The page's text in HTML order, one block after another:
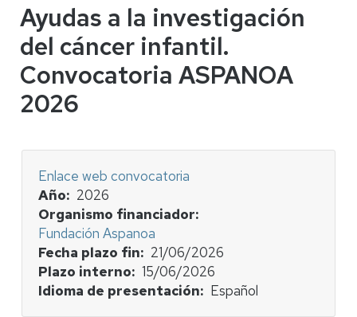
Ayudas a la investigación
del cáncer infantil.
Convocatoria ASPANOA
2026
Enlace web convocatoria
Año
2026
Organismo financiador
Fundación Aspanoa
Fecha plazo fin
21/06/2026
Plazo interno
15/06/2026
Idioma de presentación
Español